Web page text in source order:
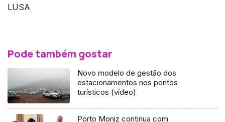
LUSA
Pode também gostar
Novo modelo de gestão dos
estacionamentos nos pontos
turísticos (vídeo)
Porto Moniz continua com